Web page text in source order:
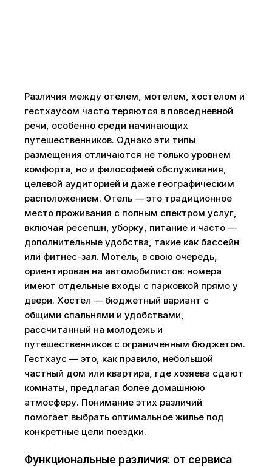
Различия между отелем, мотелем, хостелом и
гестхаусом часто теряются в повседневной
речи, особенно среди начинающих
путешественников. Однако эти типы
размещения отличаются не только уровнем
комфорта, но и философией обслуживания,
целевой аудиторией и даже географическим
расположением. Отель — это традиционное
место проживания с полным спектром услуг,
включая ресепшн, уборку, питание и часто —
дополнительные удобства, такие как бассейн
или фитнес-зал. Мотель, в свою очередь,
ориентирован на автомобилистов: номера
имеют отдельные входы с парковкой прямо у
двери. Хостел — бюджетный вариант с
общими спальнями и удобствами,
рассчитанный на молодежь и
путешественников с ограниченным бюджетом.
Гестхаус — это, как правило, небольшой
частный дом или квартира, где хозяева сдают
комнаты, предлагая более домашнюю
атмосферу. Понимание этих различий
помогает выбрать оптимальное жилье под
конкретные цели поездки.
Функциональные различия: от сервиса